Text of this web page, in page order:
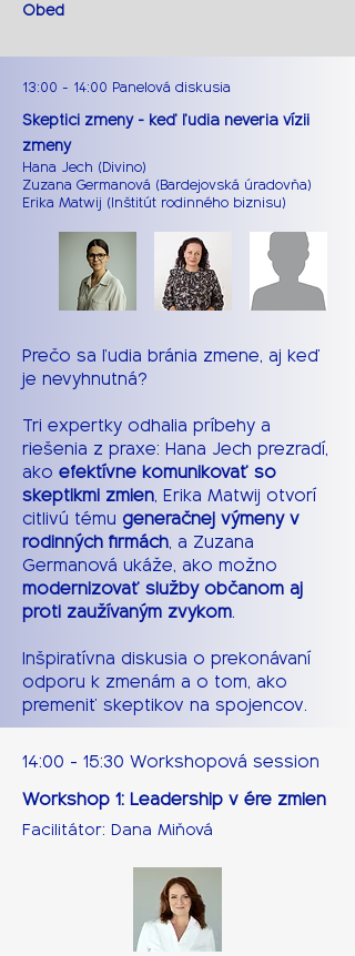
Obed
13:00 - 14:00 Panelová diskusia
Skeptici zmeny - keď ľudia neveria vízii
zmeny
Hana Jech (Divino)
Zuzana Germanová (Bardejovská úradovňa)
Erika Matwij (Inštitút rodinného biznisu)
Prečo sa ľudia bránia zmene, aj keď
je nevyhnutná?
Tri expertky odhalia príbehy a
riešenia z praxe: Hana Jech prezradí,
ako efektívne komunikovať so
skeptikmi zmien, Erika Matwij otvorí
citlivú tému generačnej výmeny v
rodinných firmách, a Zuzana
Germanová ukáže, ako možno
modernizovať služby občanom aj
proti zaužívaným zvykom.
Inšpiratívna diskusia o prekonávaní
odporu k zmenám a o tom, ako
premeniť skeptikov na spojencov.
14:00 - 15:30 Workshopová session
Workshop 1: Leadership v ére zmien
Facilitátor: Dana Miňová